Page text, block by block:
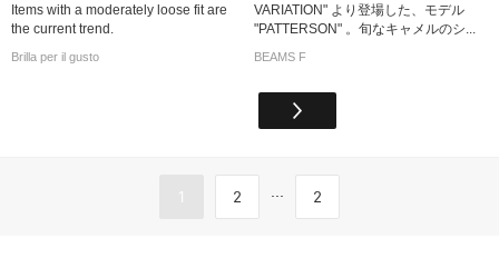
Items with a moderately loose fit are
the current trend.
Brilla per il gusto
VARIATION" より登場した、モデル
"PATTERSON" 。旬なキャメルのシ...
BEAMS F
1 2 ... 2